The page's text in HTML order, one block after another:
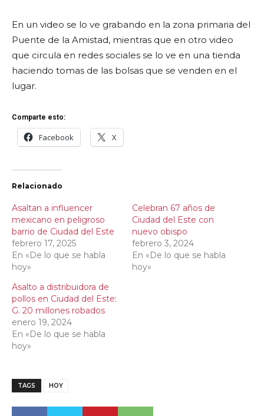
En un video se lo ve grabando en la zona primaria del
Puente de la Amistad, mientras que en otro video
que circula en redes sociales se lo ve en una tienda
haciendo tomas de las bolsas que se venden en el
lugar.
Comparte esto:
Facebook X
Relacionado
Asaltan a influencer
mexicano en peligroso
barrio de Ciudad del Este
febrero 17, 2025
En «De lo que se habla
hoy»
Celebran 67 años de
Ciudad del Este con
nuevo obispo
febrero 3, 2024
En «De lo que se habla
hoy»
Asalto a distribuidora de
pollos en Ciudad del Este:
G. 20 millones robados
enero 19, 2024
En «De lo que se habla
hoy»
TAGS HOY